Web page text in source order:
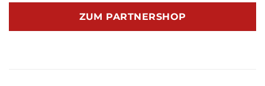
ZUM PARTNERSHOP